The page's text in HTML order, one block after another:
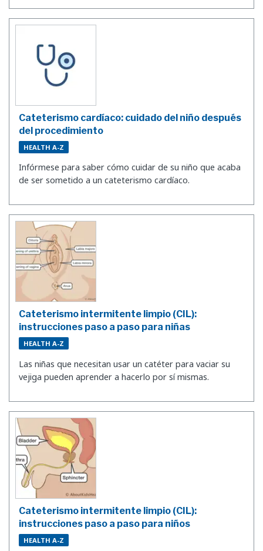
Cateterismo cardíaco: cuidado del niño después
del procedimiento
HEALTH A-Z
Infórmese para saber cómo cuidar de su niño que acaba
de ser sometido a un cateterismo cardíaco.
Cateterismo intermitente limpio (CIL):
instrucciones paso a paso para niñas
HEALTH A-Z
Las niñas que necesitan usar un catéter para vaciar su
vejiga pueden aprender a hacerlo por sí mismas.
Cateterismo intermitente limpio (CIL):
instrucciones paso a paso para niños
HEALTH A-Z